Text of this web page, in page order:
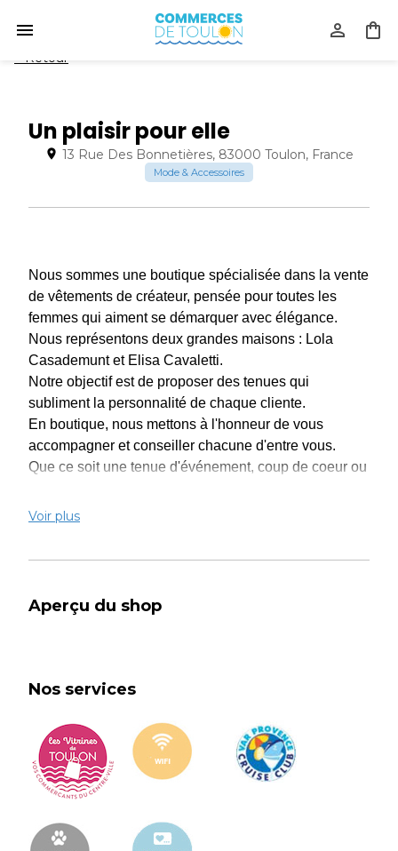
Retour
Un plaisir pour elle
13 Rue Des Bonnetières, 83000 Toulon, France
Mode & Accessoires
Nous sommes une boutique spécialisée dans la vente
de vêtements de créateur, pensée pour toutes les
femmes qui aiment se démarquer avec élégance.
Nous représentons deux grandes maisons : Lola
Casademunt et Elisa Cavaletti.
Notre objectif est de proposer des tenues qui
subliment la personnalité de chaque cliente.
En boutique, nous mettons à l'honneur de vous
accompagner et conseiller chacune d'entre vous.
Que ce soit une tenue d'événement, coup de coeur ou
créateurs :
- Elisa Cavaletti, reconnue pour ses créations
Voir plus
Aperçu du shop
Nos services